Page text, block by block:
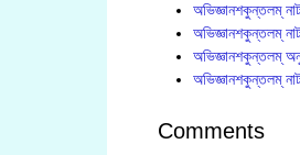
অভিজ্ঞানশকুন্তলম্
অভিজ্ঞানশকুন্তলম্
অভিজ্ঞানশকুন্তলম্
অভিজ্ঞানশকুন্তলম্
Comments